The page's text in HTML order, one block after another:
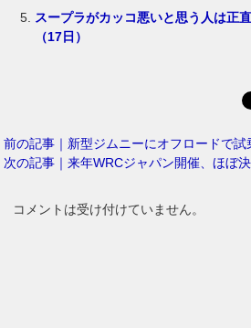
スープラがカッコ悪いと思う人は正
（17日）
前の記事｜新型ジムニーにオフロードで試
次の記事｜来年WRCジャパン開催、ほぼ決
コメントは受け付けていません。